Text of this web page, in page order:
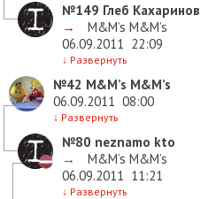
№149 Глеб Кахаринов
→
M&M’s M&M’s
06.09.2011 22:09
↓ Развернуть
№42 M&M’s M&M’s
06.09.2011 08:00
↓ Развернуть
№80 neznamo kto
→
M&M’s M&M’s
06.09.2011 11:21
↓ Развернуть